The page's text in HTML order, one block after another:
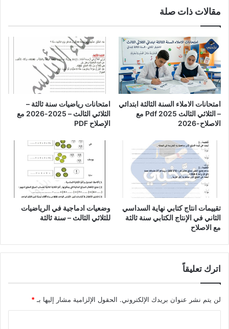
مقالات ذات صلة
امتحانات الاملاء السنة الثالثة ابتدائي
– الثلاثي الثالث Pdf 2025 مع
الاصلاح-2026
امتحانات رياضيات سنة ثالثة –
الثلاثي الثالث – 2025-2026 مع
الإصلاح PDF
تقييمات انتاج كتابي نهاية السداسي
الثاني في الإنتاج الكتابي سنة ثالثة
مع الاصلاح
وضعيات ادماجية في الرياضيات
للثلاثي الثالث – سنة ثالثة
اترك تعليقاً
لن يتم نشر عنوان بريدك الإلكتروني. الحقول الإلزامية مشار إليها بـ *